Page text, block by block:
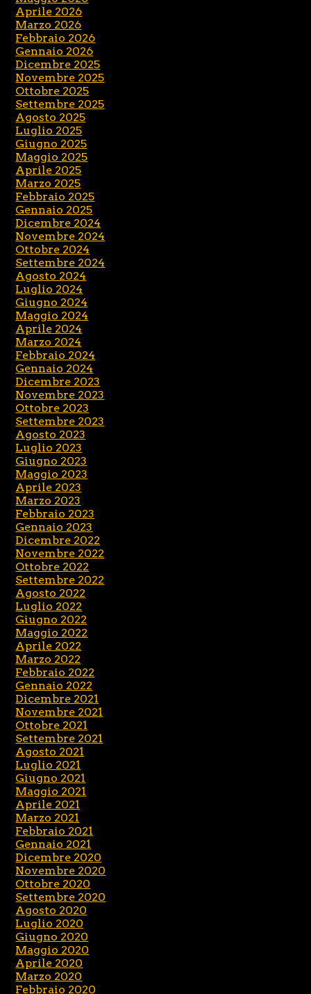
Aprile 2026
Marzo 2026
Febbraio 2026
Gennaio 2026
Dicembre 2025
Novembre 2025
Ottobre 2025
Settembre 2025
Agosto 2025
Luglio 2025
Giugno 2025
Maggio 2025
Aprile 2025
Marzo 2025
Febbraio 2025
Gennaio 2025
Dicembre 2024
Novembre 2024
Ottobre 2024
Settembre 2024
Agosto 2024
Luglio 2024
Giugno 2024
Maggio 2024
Aprile 2024
Marzo 2024
Febbraio 2024
Gennaio 2024
Dicembre 2023
Novembre 2023
Ottobre 2023
Settembre 2023
Agosto 2023
Luglio 2023
Giugno 2023
Maggio 2023
Aprile 2023
Marzo 2023
Febbraio 2023
Gennaio 2023
Dicembre 2022
Novembre 2022
Ottobre 2022
Settembre 2022
Agosto 2022
Luglio 2022
Giugno 2022
Maggio 2022
Aprile 2022
Marzo 2022
Febbraio 2022
Gennaio 2022
Dicembre 2021
Novembre 2021
Ottobre 2021
Settembre 2021
Agosto 2021
Luglio 2021
Giugno 2021
Maggio 2021
Aprile 2021
Marzo 2021
Febbraio 2021
Gennaio 2021
Dicembre 2020
Novembre 2020
Ottobre 2020
Settembre 2020
Agosto 2020
Luglio 2020
Giugno 2020
Maggio 2020
Aprile 2020
Marzo 2020
Febbraio 2020